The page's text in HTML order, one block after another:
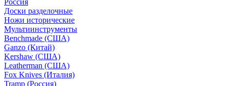
Россия
Доски разделочные
Ножи исторические
Мультиинструменты
Benchmade (США)
Ganzo (Китай)
Kershaw (США)
Leatherman (США)
Fox Knives (Италия)
Tramp (Россия)